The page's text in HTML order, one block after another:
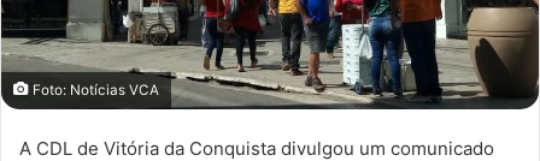
Foto: Notícias VCA
A CDL de Vitória da Conquista divulgou um comunicado